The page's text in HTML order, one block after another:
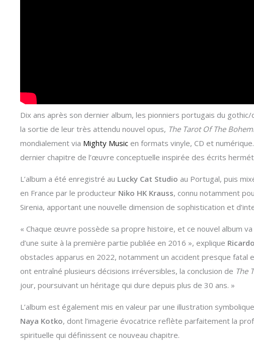
Dix ans après son dernier album, les pionniers portugais du gothic/
la sortie de leur très attendu nouvel opus, The Tarot Of The
mondialement via Mighty Music en formats vinyle, CD et
dernier chapitre de l’œuvre conceptuelle inspirée des écrits
L’album a été enregistré au Lucky Cat Studio au Portugal, puis
en France par le producteur Niko HK Krauss, connu notamment
Sirenia, apportant une nouvelle dimension de sophistication et
« Chaque œuvre possède sa propre histoire, et ce nouvel album va
d’une suite à la première partie publiée en 2016 », explique
obstacles apparus en 2022, notamment un accident presque fatal
ont entraîné plusieurs décisions irréversibles, la conclusion de The
jour, poursuivant un héritage qui dure depuis plus de 30 ans. »
L’album est également mis en valeur par une illustration
Naya Kotko, dont l’imagerie évocatrice reflète parfaitement la
spirituelle qui définissent ce nouveau chapitre.